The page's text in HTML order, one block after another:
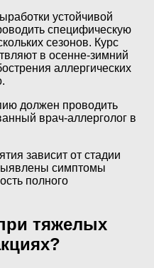
устойчивой
специфическую
сезонов. Курс
в осенне-зимний
аллергических
должен проводить
врач-аллерголог в
зависит от стадии
симптомы
полного
тяжелых